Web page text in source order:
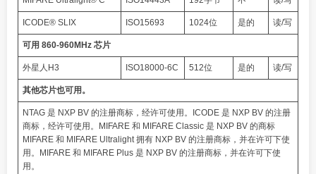
ICODE® SLIX ISO15693 1024位 是的 读/写
可用 860-960MHz 芯片
外星人H3 ISO18000-6C 512位 是的 读/写
其他芯片也可用。
NTAG 是 NXP BV 的注册商标，经许可使用。ICODE 是 NXP BV 的注册
商标，经许可使用。MIFARE 和 MIFARE Classic 是 NXP BV 的商标
MIFARE 和 MIFARE Ultralight 拥有 NXP BV 的注册商标，并在许可下使
用。MIFARE 和 MIFARE Plus 是 NXP BV 的注册商标，并在许可下使
用。